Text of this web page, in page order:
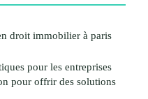
droit immobilier à paris
pour les entreprises
pour offrir des solutions